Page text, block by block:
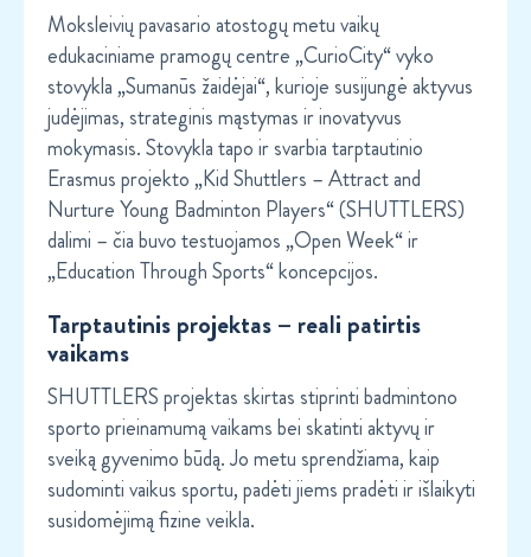
Moksleivių pavasario atostogų metu vaikų
edukaciniame pramogų centre „CurioCity“ vyko
stovykla „Sumanūs žaidėjai“, kurioje susijungė aktyvus
judėjimas, strateginis mąstymas ir inovatyvus
mokymasis. Stovykla tapo ir svarbia tarptautinio
Erasmus projekto „Kid Shuttlers – Attract and
Nurture Young Badminton Players“ (SHUTTLERS)
dalimi – čia buvo testuojamos „Open Week“ ir
„Education Through Sports“ koncepcijos.
Tarptautinis projektas – reali patirtis
vaikams
SHUTTLERS projektas skirtas stiprinti badmintono
sporto prieinamumą vaikams bei skatinti aktyvų ir
sveiką gyvenimo būdą. Jo metu sprendžiama, kaip
sudominti vaikus sportu, padėti jiems pradėti ir išlaikyti
susidomėjimą fizine veikla.